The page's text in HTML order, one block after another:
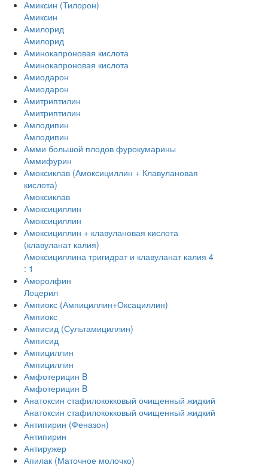
Амиксин (Тилорон)
Амиксин
Амилорид
Амилорид
Аминокапроновая кислота
Аминокапроновая кислота
Амиодарон
Амиодарон
Амитриптилин
Амитриптилин
Амлодипин
Амлодипин
Амми большой плодов фурокумарины
Аммифурин
Амоксиклав (Амоксициллин + Клавулановая
кислота)
Амоксиклав
Амоксициллин
Амоксициллин
Амоксициллин + клавулановая кислота
(клавуланат калия)
Амоксициллина тригидрат и клавуланат калия 4
: 1
Аморолфин
Лоцерил
Ампиокс (Ампициллин+Оксациллин)
Ампиокс
Амписид (Сультамициллин)
Амписид
Ампициллин
Ампициллин
Амфотерицин B
Амфотерицин B
Анатоксин стафилококковый очищенный жидкий
Анатоксин стафилококковый очищенный жидкий
Антипирин (Феназон)
Антипирин
Антиружер
Апилак (Маточное молочко)